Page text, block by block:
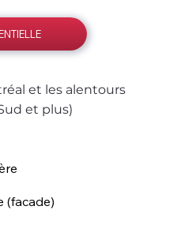
et les alentours
et plus)
(facade)